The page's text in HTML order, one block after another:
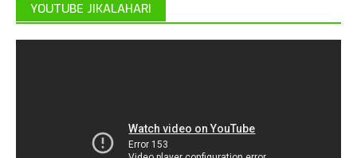
YOUTUBE JIKALAHARI